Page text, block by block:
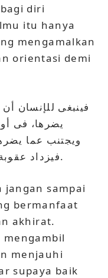
diri
itu hanya
mengamalkan
orientasi demi
فينبغى للإنسان
يضرها، فى
ويجتنب عما
فيزداد عقوبة، نعوذ بالله من سخطه وعقوبه.
jangan sampai
bermanfaat
akhirat.
mengambil
menjauhi
supaya baik